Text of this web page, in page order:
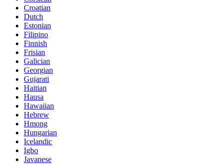
Croatian
Dutch
Estonian
Filipino
Finnish
Frisian
Galician
Georgian
Gujarati
Haitian
Hausa
Hawaiian
Hebrew
Hmong
Hungarian
Icelandic
Igbo
Javanese